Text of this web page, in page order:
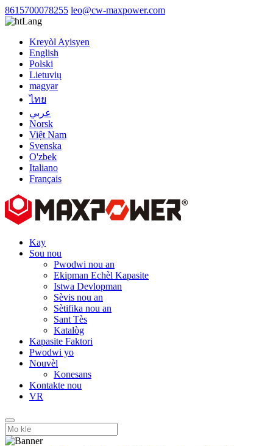
8615700078255 leo@cw-maxpower.com
Lang
Kreyòl Ayisyen
English
Polski
Lietuvių
magyar
ไทย
عربي
Norsk
Việt Nam
Svenska
O'zbek
Italiano
Français
Kay
Sou nou
Pwodwi nou an
Ekipman Echèl Kapasite
Istwa Devlopman
Sèvis nou an
Sètifika nou an
Sant Tès
Katalòg
Kapasite Faktori
Pwodwi yo
Nouvèl
Konesans
Kontakte nou
VR